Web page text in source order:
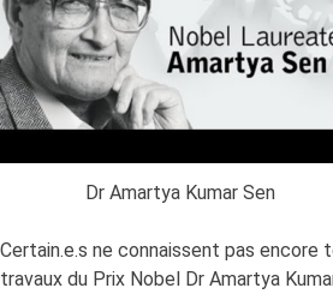
Dr Amartya Kumar Sen
Certain.e.s ne connaissent pas encore
travaux du Prix Nobel Dr Amartya